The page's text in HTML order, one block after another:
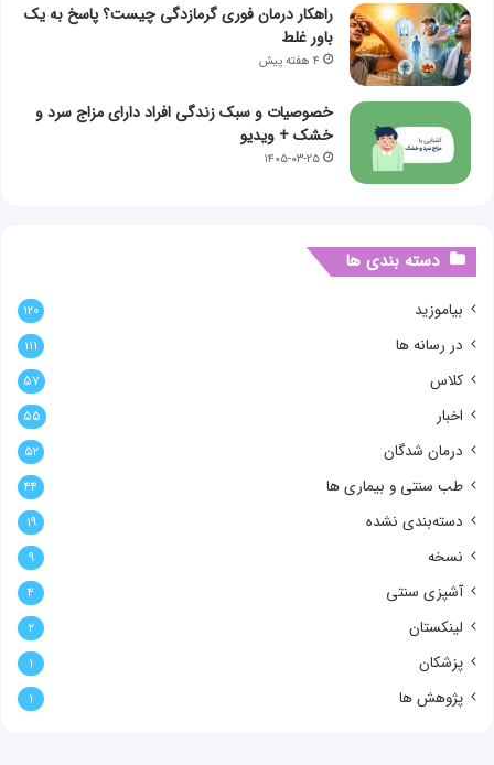
راهکار درمان فوری گرمازدگی چیست؟ پاسخ به یک
باور غلط
۴ هفته پیش
خصوصیات و سبک زندگی افراد دارای مزاج سرد و
خشک + ویدیو
۱۴۰۵-۰۳-۲۵
دسته بندی ها
بیاموزید ۱۲۰
در رسانه ها ۱۱۱
کلاس ۵۷
اخبار ۵۵
درمان شدگان ۵۲
طب سنتی و بیماری ها ۴۴
دسته‌بندی نشده ۱۹
نسخه ۹
آشپزی سنتی ۴
لینکستان ۲
پزشکان ۱
پژوهش ها ۱